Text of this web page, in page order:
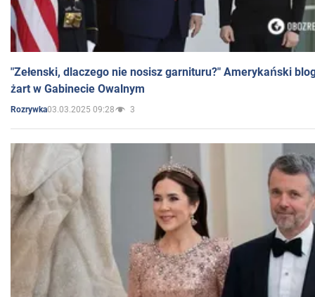
"Zełenski, dlaczego nie nosisz garnituru?" Amerykański
żart w Gabinecie Owalnym
Rozrywka03.03.2025 09:28 3